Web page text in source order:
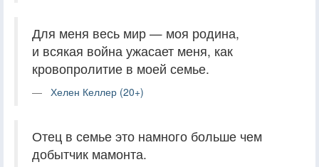
Для меня весь мир — моя родина,
и всякая война ужасает меня, как
кровопролитие в моей семье.
Хелен Келлер (20+)
Отец в семье это намного больше чем
добытчик мамонта.